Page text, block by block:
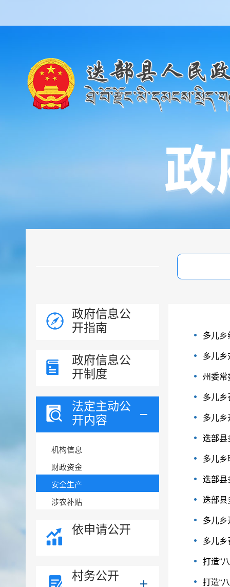
政府信息公
开指南
政府信息公
开制度
法定主动公
开内容
机构信息
财政资金
安全生产
涉农补贴
依申请公开
村务公开
多儿乡
多儿乡
州委常
多儿乡
多儿乡
迭部县
多儿乡
迭部县
迭部县
多儿乡
多儿乡
打造“
打造“